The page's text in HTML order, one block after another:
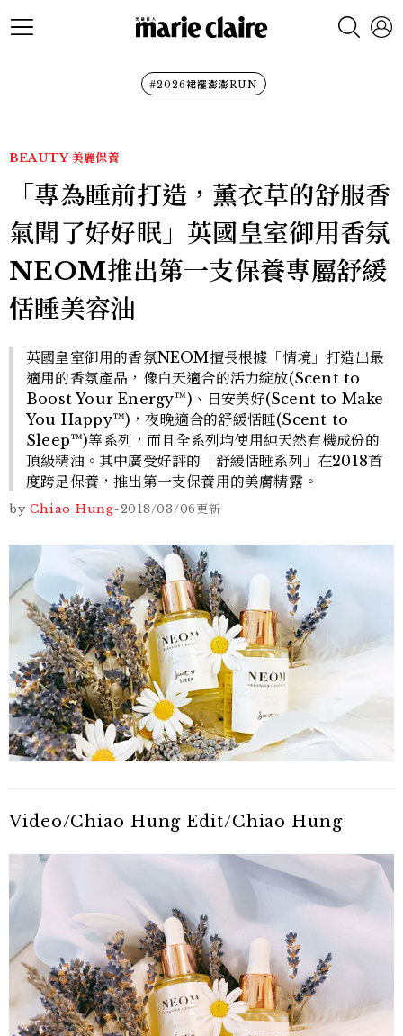
#2026裙襬澎澎RUN
BEAUTY 美麗保養
「專為睡前打造，薰衣草的舒服香
氣聞了好好眠」英國皇室御用香氛
NEOM推出第一支保養專屬舒緩
恬睡美容油
英國皇室御用的香氛NEOM擅長根據「情境」打造出最
適用的香氛產品，像白天適合的活力綻放(Scent to
Boost Your Energy™)、日安美好(Scent to Make
You Happy™)，夜晚適合的舒緩恬睡(Scent to
Sleep™)等系列，而且全系列均使用純天然有機成份的
頂級精油。其中廣受好評的「舒緩恬睡系列」在2018首
度跨足保養，推出第一支保養用的美膚精露。
by Chiao Hung-2018/03/06更新
Video/Chiao Hung Edit/Chiao Hung